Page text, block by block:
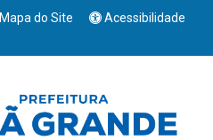
Mapa do Site
Acessibilidade